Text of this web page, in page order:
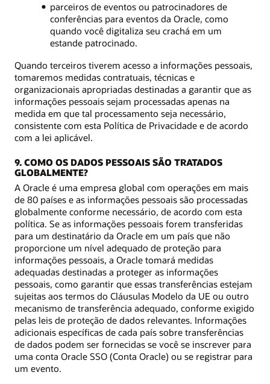
parceiros de eventos ou patrocinadores de
conferências para eventos da Oracle, como
quando você digitaliza seu crachá em um
estande patrocinado.
Quando terceiros tiverem acesso a informações pessoais,
tomaremos medidas contratuais, técnicas e
organizacionais apropriadas destinadas a garantir que as
informações pessoais sejam processadas apenas na
medida em que tal processamento seja necessário,
consistente com esta Política de Privacidade e de acordo
com a lei aplicável.
9. COMO OS DADOS PESSOAIS SÃO TRATADOS
GLOBALMENTE?
A Oracle é uma empresa global com operações em mais
de 80 países e as informações pessoais são processadas
globalmente conforme necessário, de acordo com esta
política. Se as informações pessoais forem transferidas
para um destinatário da Oracle em um país que não
proporcione um nível adequado de proteção para
informações pessoais, a Oracle tomará medidas
adequadas destinadas a proteger as informações
pessoais, como garantir que essas transferências estejam
sujeitas aos termos do Cláusulas Modelo da UE ou outro
mecanismo de transferência adequado, conforme exigido
pelas leis de proteção de dados relevantes. Informações
adicionais específicas de cada país sobre transferências
de dados podem ser fornecidas se você se inscrever para
uma conta Oracle SSO (Conta Oracle) ou se registrar para
um evento.